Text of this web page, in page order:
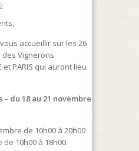
accueillir sur les 26
des Vignerons
et PARIS qui auront lieu
– du 18 au 21 novembre
de 10h00 à 20h00
10h00 à 18h00.